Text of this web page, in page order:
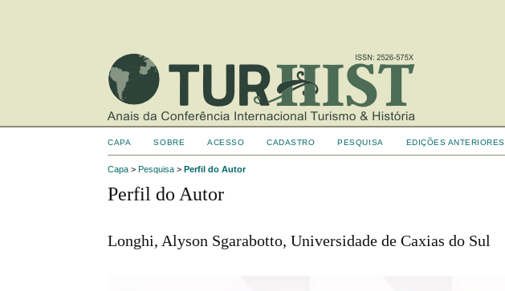
CAPA SOBRE ACESSO CADASTRO PESQUISA EDIÇÕES ANTERIORES
Capa >Pesquisa >Perfil do Autor
Perfil do Autor
Longhi, Alyson Sgarabotto, Universidade de Caxias do Sul